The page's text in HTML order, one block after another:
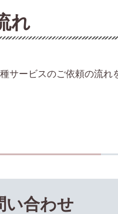
れ
サービスのご依頼の流れ
い合わせ